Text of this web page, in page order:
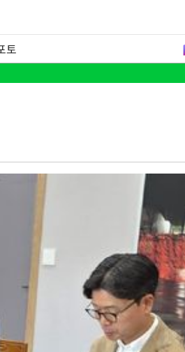
토